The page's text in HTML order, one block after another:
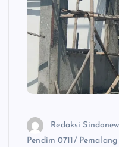
Redaksi
Pendim 0711/ Pemalang